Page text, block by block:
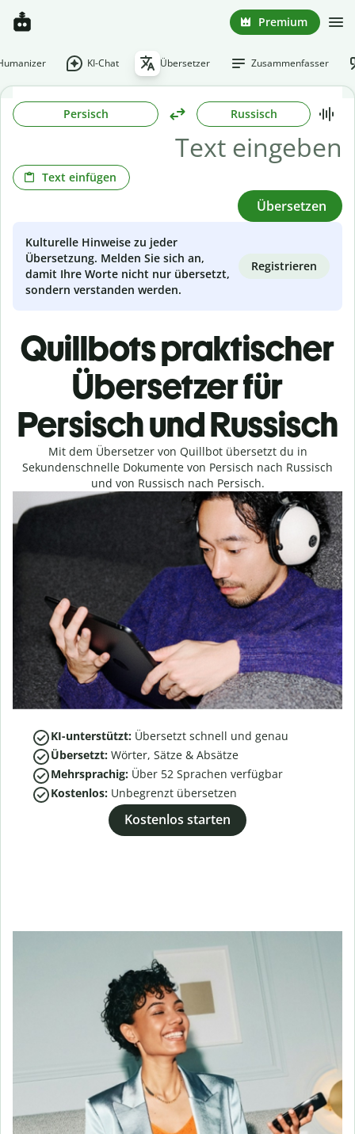
Premium
KI-Chat Übersetzer Zusammenfasser
Persisch Russisch
Text einfügen
Übersetzen
Kulturelle Hinweise zu jeder
Übersetzung. Melden Sie sich an,
damit Ihre Worte nicht nur übersetzt,
sondern verstanden werden.
Registrieren
Quillbots praktischer
Übersetzer für
Persisch und Russisch
Mit dem Übersetzer von Quillbot übersetzt du in
Sekundenschnelle Dokumente von Persisch nach Russisch
und von Russisch nach Persisch.
KI-unterstützt: Übersetzt schnell und genau
Übersetzt: Wörter, Sätze & Absätze
Mehrsprachig: Über 52 Sprachen verfügbar
Kostenlos: Unbegrenzt übersetzen
Kostenlos starten